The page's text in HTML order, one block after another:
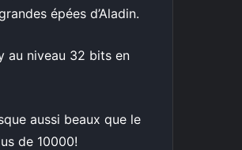
épées d’Aladin.
au niveau 32 bits en
aussi beaux que le
de 10000!